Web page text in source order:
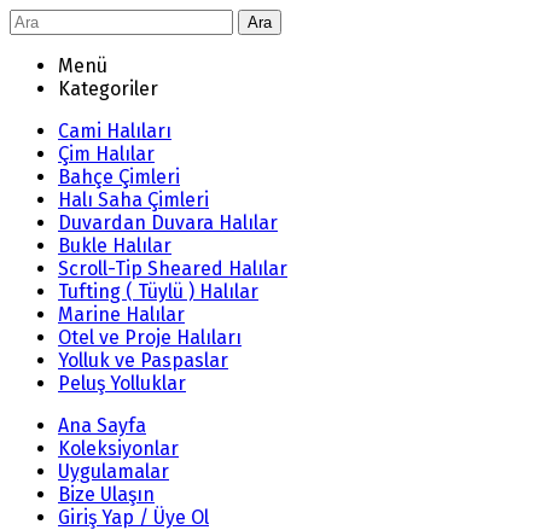
Ara
Menü
Kategoriler
Cami Halıları
Çim Halılar
Bahçe Çimleri
Halı Saha Çimleri
Duvardan Duvara Halılar
Bukle Halılar
Scroll-Tip Sheared Halılar
Tufting ( Tüylü ) Halılar
Marine Halılar
Otel ve Proje Halıları
Yolluk ve Paspaslar
Peluş Yolluklar
Ana Sayfa
Koleksiyonlar
Uygulamalar
Bize Ulaşın
Giriş Yap / Üye Ol